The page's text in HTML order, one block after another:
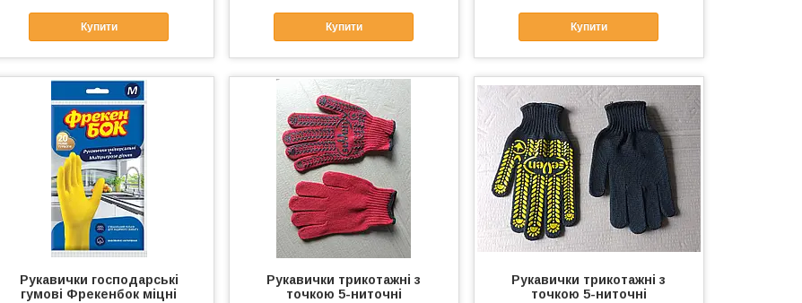
Купити Купити Купити
Рукавички господарські
гумові Фрекенбок міцні
Рукавички трикотажні з
точкою 5-ниточні
Рукавички трикотажні з
точкою 5-ниточні